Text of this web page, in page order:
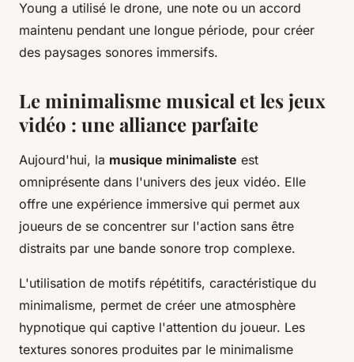
Young a utilisé le drone, une note ou un accord
maintenu pendant une longue période, pour créer
des paysages sonores immersifs.
Le minimalisme musical et les jeux
vidéo : une alliance parfaite
Aujourd'hui, la musique minimaliste est
omniprésente dans l'univers des jeux vidéo. Elle
offre une expérience immersive qui permet aux
joueurs de se concentrer sur l'action sans être
distraits par une bande sonore trop complexe.
L'utilisation de motifs répétitifs, caractéristique du
minimalisme, permet de créer une atmosphère
hypnotique qui captive l'attention du joueur. Les
textures sonores produites par le minimalisme